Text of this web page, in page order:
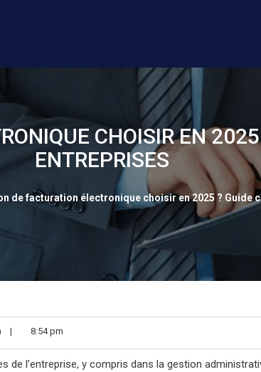
CHOISIR EN
ENTREPRISES
de facturation électronique choisir en 2025 ? Guide
| 8:54 pm
de l’entreprise, y compris dans la gestion